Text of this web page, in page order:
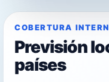
COBERTURA
Previsión
países